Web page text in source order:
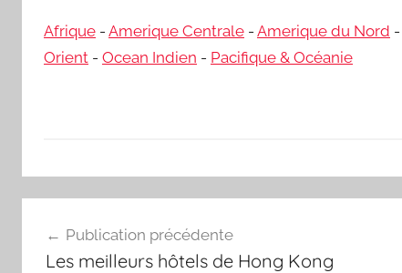
Afrique - Amerique Centrale - Amerique du Nord -
Orient - Ocean Indien - Pacifique & Océanie
de
Publication précédente
Les meilleurs hôtels de Hong Kong